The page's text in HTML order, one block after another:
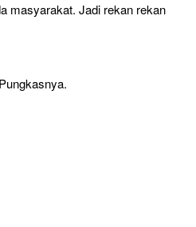
masyarakat. Jadi rekan rekan